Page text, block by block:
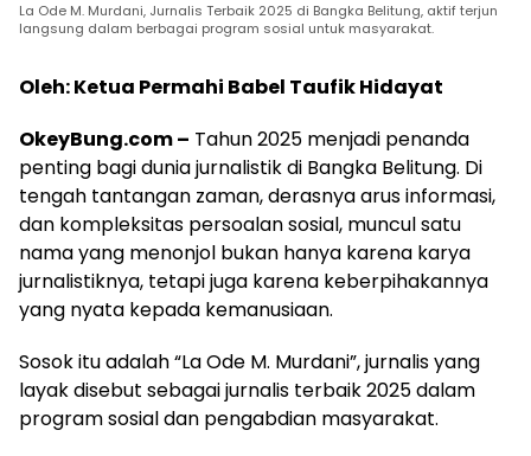
La Ode M. Murdani, Jurnalis Terbaik 2025 di Bangka Belitung, aktif terjun
langsung dalam berbagai program sosial untuk masyarakat.
Oleh: Ketua Permahi Babel Taufik Hidayat
OkeyBung.com – Tahun 2025 menjadi penanda
penting bagi dunia jurnalistik di Bangka Belitung. Di
tengah tantangan zaman, derasnya arus informasi,
dan kompleksitas persoalan sosial, muncul satu
nama yang menonjol bukan hanya karena karya
jurnalistiknya, tetapi juga karena keberpihakannya
yang nyata kepada kemanusiaan.
Sosok itu adalah “La Ode M. Murdani”, jurnalis yang
layak disebut sebagai jurnalis terbaik 2025 dalam
program sosial dan pengabdian masyarakat.